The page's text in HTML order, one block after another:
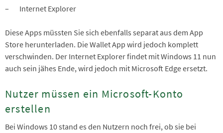
– Internet Explorer
Diese Apps müssten Sie sich ebenfalls separat aus dem App
Store herunterladen. Die Wallet App wird jedoch komplett
verschwinden. Der Internet Explorer findet mit Windows 11 nun
auch sein jähes Ende, wird jedoch mit Microsoft Edge ersetzt.
Nutzer müssen ein Microsoft-Konto
erstellen
Bei Windows 10 stand es den Nutzern noch frei, ob sie bei